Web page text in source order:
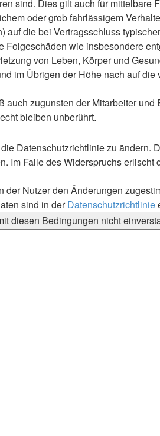
sind. Dies gilt auch für
oder grob fahrlässigem
die bei Vertragsschluss
Folgeschäden wie insbesondere
von Leben, Körper und
im Übrigen der Höhe nach auf
zugunsten der Mitarbeiter
bleiben unberührt.
Datenschutzrichtlinie zu ändern.
Im Falle des Widerspruchs
Nutzer den Änderungen
sind in derDatenschutzrichtlinie